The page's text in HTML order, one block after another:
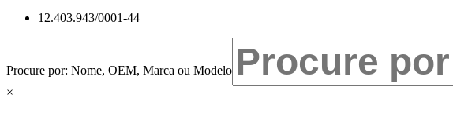
12.403.943/0001-44
Procure por: Nome, OEM, Marca ou Modelo
×